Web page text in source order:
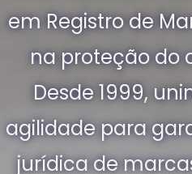
em Registro de
na proteção do
Desde 1999,
agilidade para
jurídica de